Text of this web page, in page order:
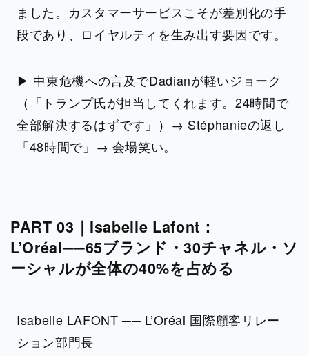
ました。カスタマーサービスこそが差別化の手
段であり、ロイヤルティを生み出す要因です。
▶ 中東危機への言及でDadianが軽いジョーク
（「トランプ氏が担当してくれます。24時間で
全部解決するはずです」）→ Stéphanieの返し
「48時間で」→ 会場笑い。
PART 03｜Isabelle Lafont：
L’Oréal──65ブランド・30チャネル・ソ
ーシャルが全体の40%を占める
Isabelle LAFONT ── L’Oréal 国際顧客リレー
ション部門長